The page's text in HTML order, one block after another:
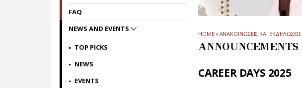
HOME» ΑΝΑΚΟΙΝΩΣΕΙΣ ΚΑΙ ΕΚΔΗΛΩΣΕΙΣ
ANNOUNCEMENTS
CAREER DAYS 2025
FAQ
NEWS AND EVENTS
TOP PICKS
NEWS
EVENTS